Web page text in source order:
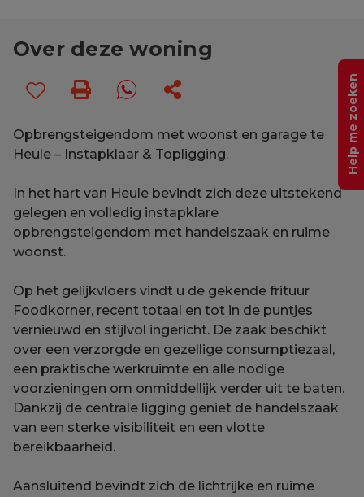
Over deze woning
Opbrengsteigendom met woonst en garage te
Heule – Instapklaar & Topligging.
In het hart van Heule bevindt zich deze uitstekend
gelegen en volledig instapklare
opbrengsteigendom met handelszaak en ruime
woonst.
Op het gelijkvloers vindt u de gekende frituur
Foodkorner, recent totaal en tot in de puntjes
vernieuwd en stijlvol ingericht. De zaak beschikt
over een verzorgde en gezellige consumptiezaal,
een praktische werkruimte en alle nodige
voorzieningen om onmiddellijk verder uit te baten.
Dankzij de centrale ligging geniet de handelszaak
van een sterke visibiliteit en een vlotte
bereikbaarheid.
Aansluitend bevindt zich de lichtrijke en ruime
Help me zoeken